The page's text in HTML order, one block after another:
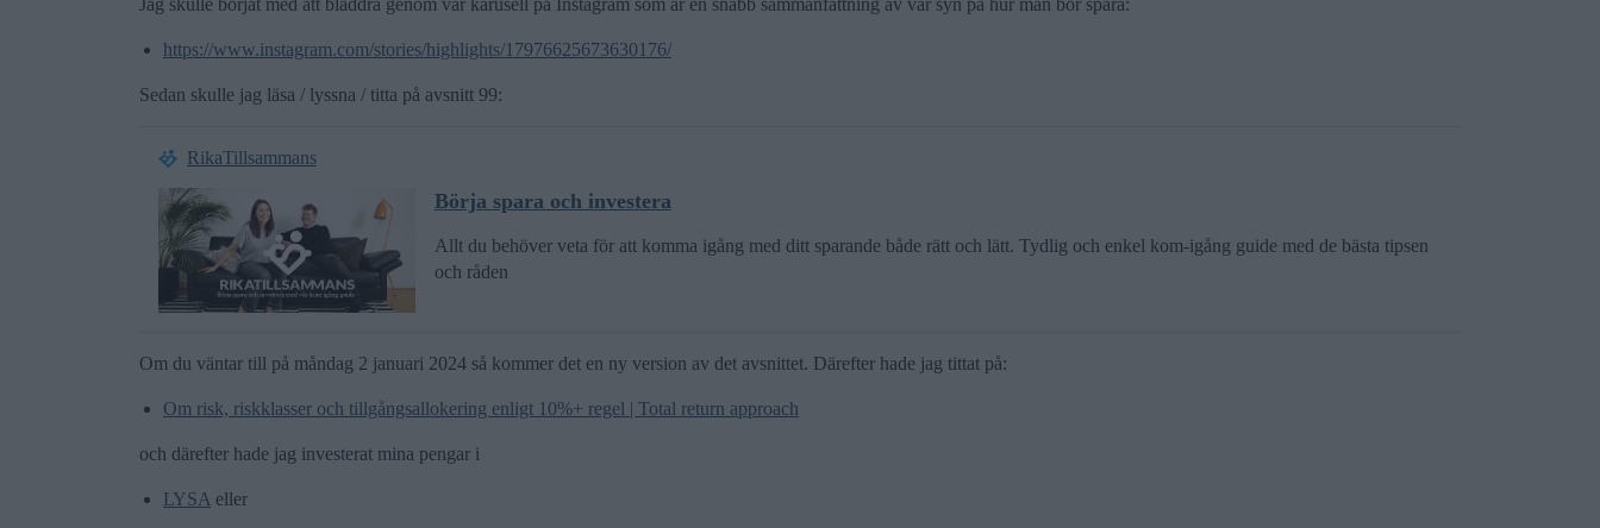
Jag skulle börjat med att bläddra genom vår karusell på Instagram som är en snabb sammanfattning av vår syn på hur man bör spara:
https://www.instagram.com/stories/highlights/17976625673630176/
Sedan skulle jag läsa / lyssna / titta på avsnitt 99:
RikaTillsammans
Börja spara och investera
Allt du behöver veta för att komma igång med ditt sparande både rätt och lätt. Tydlig och enkel kom-igång guide med de bästa tipsen
och råden
Om du väntar till på måndag 2 januari 2024 så kommer det en ny version av det avsnittet. Därefter hade jag tittat på:
Om risk, riskklasser och tillgångsallokering enligt 10%+ regel | Total return approach
och därefter hade jag investerat mina pengar i
LYSA eller